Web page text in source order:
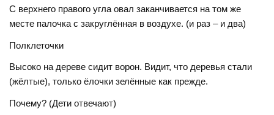
С верхнего правого угла овал заканчивается на том же
месте палочка с закруглённая в воздухе. (и раз – и два)
Полклеточки
Высоко на дереве сидит ворон. Видит, что деревья стали
(жёлтые), только ёлочки зелённые как прежде.
Почему? (Дети отвечают)